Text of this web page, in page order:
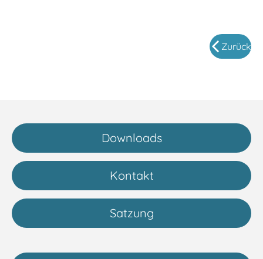
Zurück
Downloads
Kontakt
Satzung